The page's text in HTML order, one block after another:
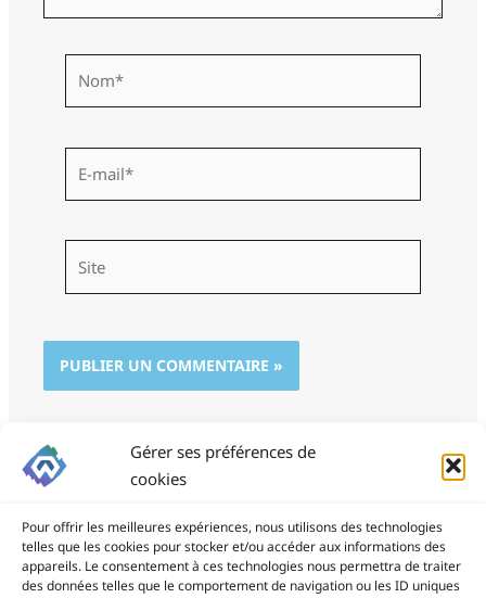
Gérer ses préférences de
cookies
Pour offrir les meilleures expériences, nous utilisons des technologies
telles que les cookies pour stocker et/ou accéder aux informations des
appareils. Le consentement à ces technologies nous permettra de traiter
des données telles que le comportement de navigation ou les ID uniques
mail*